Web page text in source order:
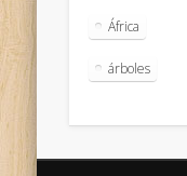
África
árboles